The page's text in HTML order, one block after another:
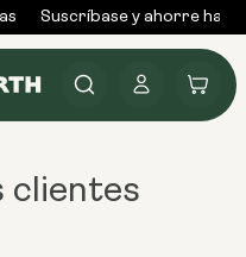
Suscríbase y ahorre
ConectarseCarrito
clientes